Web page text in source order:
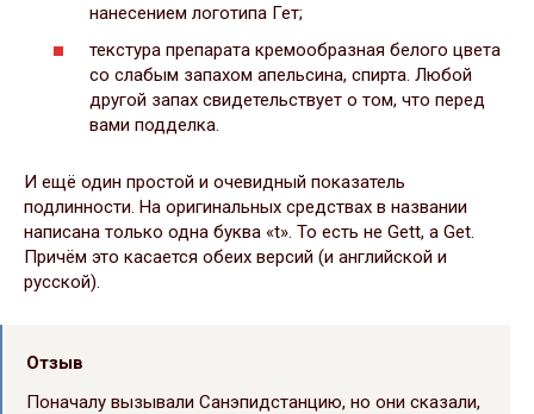
нанесением логотипа Гет;
текстура препарата кремообразная белого цвета
со слабым запахом апельсина, спирта. Любой
другой запах свидетельствует о том, что перед
вами подделка.
И ещё один простой и очевидный показатель
подлинности. На оригинальных средствах в названии
написана только одна буква «t». То есть не Gett, а Get.
Причём это касается обеих версий (и английской и
русской).
Отзыв
Поначалу вызывали Санэпидстанцию, но они сказали,